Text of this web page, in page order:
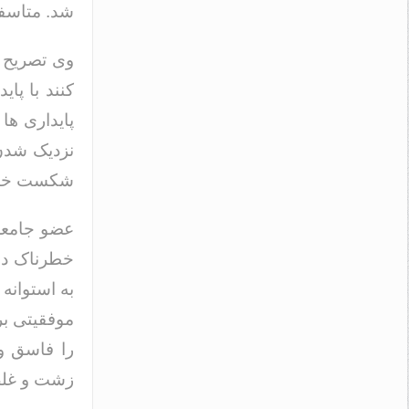
شد.
وی
کنند با
پایداری
نزدیک
شکست
عضو
خطرناک
به
موفقیتی
را فاسق
زشت و غلط